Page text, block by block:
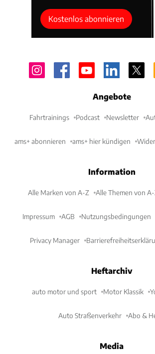
Kostenlos abonnieren
Angebote
Fahrtrainings Podcast Newsletter
ams+ abonnieren ams+ hier kündigen
Information
Alle Marken von A-Z Alle Themen von
Impressum AGB Nutzungsbedingungen
Privacy Manager
Heftarchiv
auto motor und sport Motor Klassik
Auto Straßenverkehr Abo &
Media